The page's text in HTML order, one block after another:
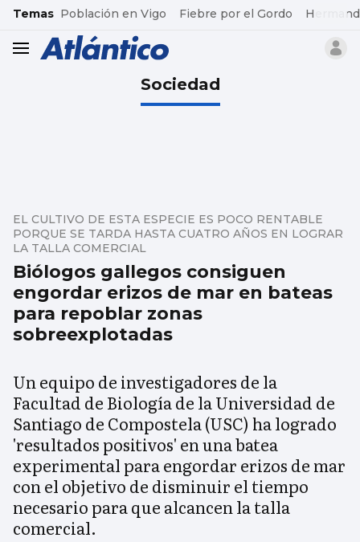
common.go-to-content
Temas Población en Vigo Fiebre por el Gordo
header.menu.open
Sociedad
Biólogos gallegos consiguen
engordar erizos de mar en bateas
para repoblar zonas
sobreexplotadas
EL CULTIVO DE ESTA ESPECIE ES POCO RENTABLE
PORQUE SE TARDA HASTA CUATRO AÑOS EN LOGRAR
LA TALLA COMERCIAL
Un equipo de investigadores de la
Facultad de Biología de la Universidad de
Santiago de Compostela (USC) ha logrado
'resultados positivos' en una batea
experimental para engordar erizos de mar
con el objetivo de disminuir el tiempo
necesario para que alcancen la talla
comercial.